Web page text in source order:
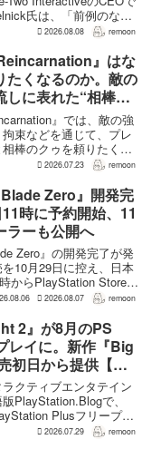
氏は、「前例のない
に達していると評価し
終的...
2026.08.08 remoon
』はな
たくなるのか。敵の
しに表れた“相棒と
』では、敵の強
束などを通じて、プレ
棒のクゥを頼りたくな
れている。そうした設計
を務めるゲームフリー
2026.07.23 remoon
Zero』開発完
時に予約開始、11
ラーも公開へ
Zero』の開発完了が発
10月29日に控え、日本
からPlayStation Store、
Storeで予約受付が
2026.08.07 remoon
2』が8月のPS
レイに。新作『Big
初日から提供【海
クティブエンタテイン
PlayStation.Blogで、
Plusフリープレ
Light 2 Stay Human:
2026.07.29 remoon